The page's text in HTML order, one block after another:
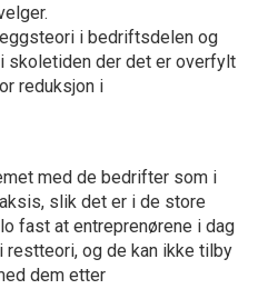
i bedriftsdelen og
skoletiden der det er overfylt
reduksjon i
med de bedrifter som i
slik det er i de store
fast at entreprenørene i dag
og de kan ikke tilby
dem etter